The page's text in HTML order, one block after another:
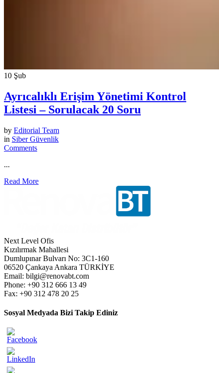
10 Şub
Ayrıcalıklı Erişim Yönetimi Kontrol
Listesi – Sorulacak 20 Soru
by Editorial Team
in Siber Güvenlik
Comments
...
Read More
Next Level Ofis
Kızılırmak Mahallesi
Dumlupınar Bulvarı No: 3C1-160
06520 Çankaya Ankara TÜRKİYE
Email: bilgi@renovabt.com
Phone: +90 312 666 13 49
Fax: +90 312 478 20 25
Sosyal Medyada Bizi Takip Ediniz